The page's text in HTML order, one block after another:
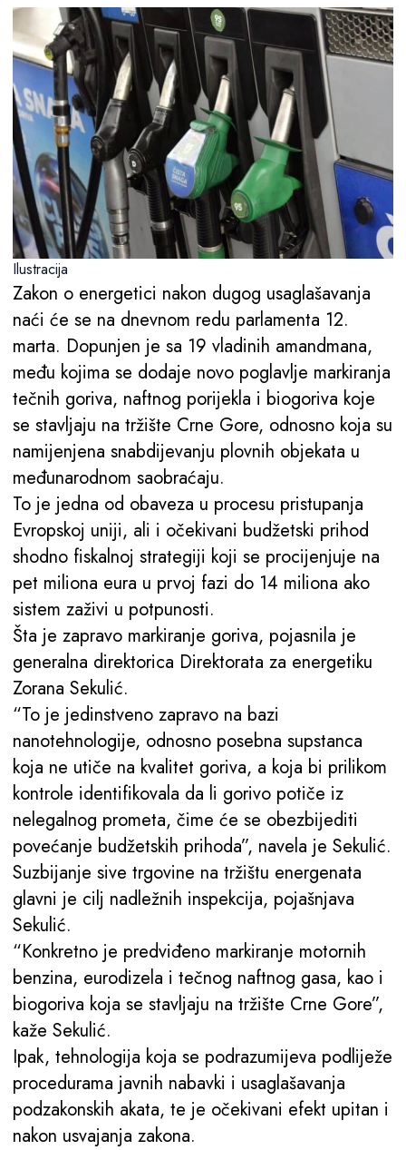
Ilustracija
Zakon o energetici nakon dugog usaglašavanja
naći će se na dnevnom redu parlamenta 12.
marta. Dopunjen je sa 19 vladinih amandmana,
među kojima se dodaje novo poglavlje markiranja
tečnih goriva, naftnog porijekla i biogoriva koje
se stavljaju na tržište Crne Gore, odnosno koja su
namijenjena snabdijevanju plovnih objekata u
međunarodnom saobraćaju.
To je jedna od obaveza u procesu pristupanja
Evropskoj uniji, ali i očekivani budžetski prihod
shodno fiskalnoj strategiji koji se procijenjuje na
pet miliona eura u prvoj fazi do 14 miliona ako
sistem zaživi u potpunosti.
Šta je zapravo markiranje goriva, pojasnila je
generalna direktorica Direktorata za energetiku
Zorana Sekulić.
“To je jedinstveno zapravo na bazi
nanotehnologije, odnosno posebna supstanca
koja ne utiče na kvalitet goriva, a koja bi prilikom
kontrole identifikovala da li gorivo potiče iz
nelegalnog prometa, čime će se obezbijediti
povećanje budžetskih prihoda”, navela je Sekulić.
Suzbijanje sive trgovine na tržištu energenata
glavni je cilj nadležnih inspekcija, pojašnjava
Sekulić.
“Konkretno je predviđeno markiranje motornih
benzina, eurodizela i tečnog naftnog gasa, kao i
biogoriva koja se stavljaju na tržište Crne Gore”,
kaže Sekulić.
Ipak, tehnologija koja se podrazumijeva podliježe
procedurama javnih nabavki i usaglašavanja
podzakonskih akata, te je očekivani efekt upitan i
nakon usvajanja zakona.